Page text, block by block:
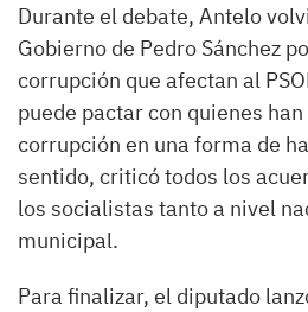
Durante el debate, Antelo
Gobierno de Pedro Sánchez
corrupción que afectan al
puede pactar con quienes
corrupción en una forma de
sentido, criticó todos los
los socialistas tanto a nivel
municipal.
Para finalizar, el diputado